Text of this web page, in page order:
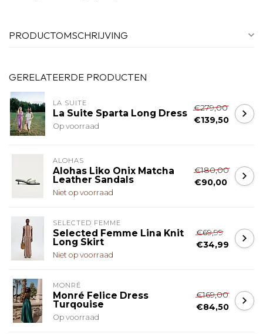
PRODUCTOMSCHRIJVING
GERELATEERDE PRODUCTEN
LA SUITE
La Suite Sparta Long Dress
Op voorraad
€279,00
€139,50
ALOHAS
Alohas Liko Onix Matcha
Leather Sandals
Niet op voorraad
€180,00
€90,00
SELECTED FEMME
Selected Femme Lina Knit
Long Skirt
Niet op voorraad
€69,99
€34,99
MONRÉ
Monré Felice Dress
Turqouise
Op voorraad
€169,00
€84,50